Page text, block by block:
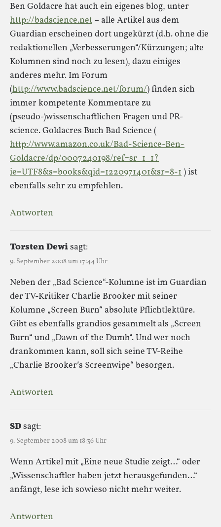
Ben Goldacre hat auch ein eigenes blog, unter
http://badscience.net – alle Artikel aus dem
Guardian erscheinen dort ungekürzt (d.h. ohne die
redaktionellen „Verbesserungen“/Kürzungen; alte
Kolumnen sind noch zu lesen), dazu einiges
anderes mehr. Im Forum
(http://www.badscience.net/forum/) finden sich
immer kompetente Kommentare zu
(pseudo-)wissenschaftlichen Fragen und PR-
science. Goldacres Buch Bad Science (
http://www.amazon.co.uk/Bad-Science-Ben-
Goldacre/dp/0007240198/ref=sr_1_1?
ie=UTF8&s=books&qid=1220971401&sr=8-1 ) ist
ebenfalls sehr zu empfehlen.
Antworten
Torsten Dewisagt:
9. September 2008 um 17:44 Uhr
Neben der „Bad Science“-Kolumne ist im Guardian
der TV-Kritiker Charlie Brooker mit seiner
Kolumne „Screen Burn“ absolute Pflichtlektüre.
Gibt es ebenfalls grandios gesammelt als „Screen
Burn“ und „Dawn of the Dumb“. Und wer noch
drankommen kann, soll sich seine TV-Reihe
„Charlie Brooker’s Screenwipe“ besorgen.
Antworten
SDsagt:
9. September 2008 um 18:36 Uhr
Wenn Artikel mit „Eine neue Studie zeigt…“ oder
„Wissenschaftler haben jetzt herausgefunden…“
anfängt, lese ich sowieso nicht mehr weiter.
Antworten